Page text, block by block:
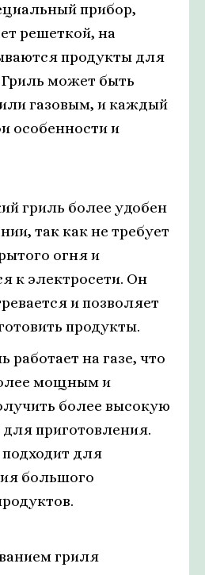
прибор,
решеткой, на
продукты для
может быть
газовым, и каждый
особенности и
гриль более удобен
так как не требует
огня и
к электросети. Он
и позволяет
продукты.
работает на газе, что
мощным и
более высокую
приготовления.
для
большого
гриля